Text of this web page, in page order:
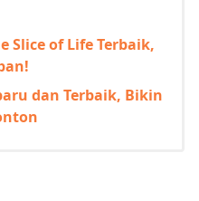
Slice of Life Terbaik,
dan Terbaik, Bikin